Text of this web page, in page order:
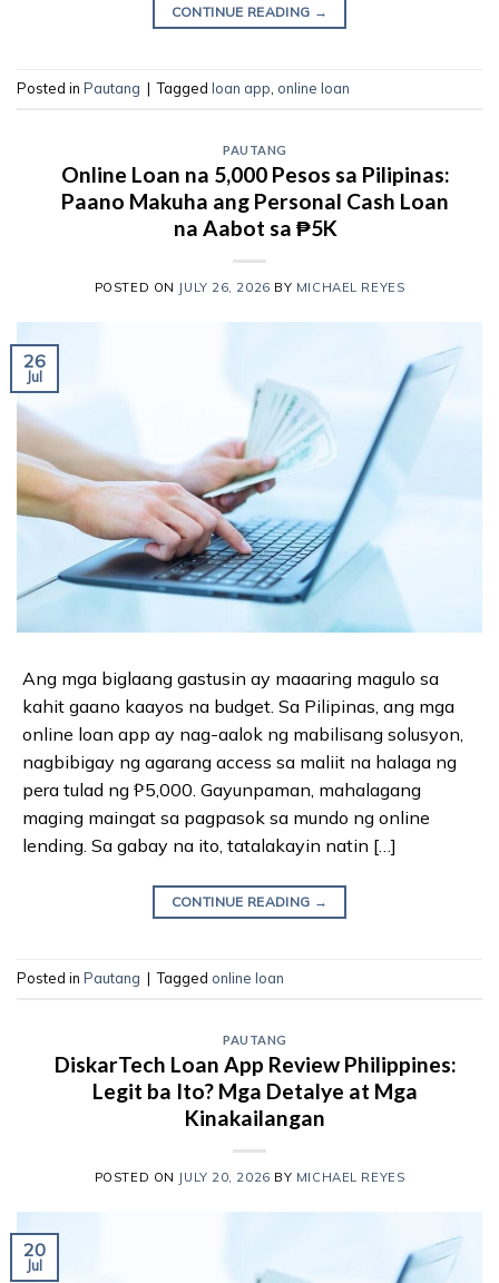
CONTINUE READING →
Posted in Pautang | Tagged loan app, online loan
PAUTANG
Online Loan na 5,000 Pesos sa Pilipinas:
Paano Makuha ang Personal Cash Loan
na Aabot sa ₱5K
POSTED ON JULY 26, 2026 BY MICHAEL REYES
26
Jul
Ang mga biglaang gastusin ay maaaring magulo sa
kahit gaano kaayos na budget. Sa Pilipinas, ang mga
online loan app ay nag-aalok ng mabilisang solusyon,
nagbibigay ng agarang access sa maliit na halaga ng
pera tulad ng ₱5,000. Gayunpaman, mahalagang
maging maingat sa pagpasok sa mundo ng online
lending. Sa gabay na ito, tatalakayin natin […]
CONTINUE READING →
Posted in Pautang | Tagged online loan
PAUTANG
DiskarTech Loan App Review Philippines:
Legit ba Ito? Mga Detalye at Mga
Kinakailangan
POSTED ON JULY 20, 2026 BY MICHAEL REYES
20
Jul